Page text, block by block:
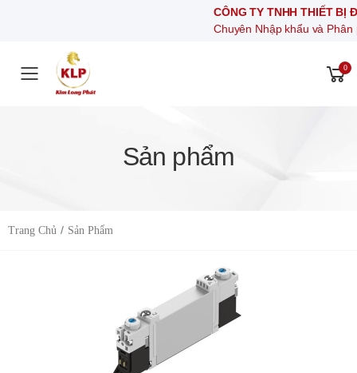
CÔNG TY TNHH THIẾT BỊ
Chuyên Nhập khẩu và Phân
Toggle mobile menu
0
Sản phẩm
Trang Chủ Sản Phẩm